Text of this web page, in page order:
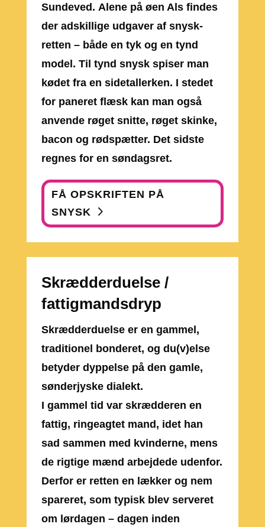
Sundeved. Alene på øen Als findes
der adskillige udgaver af snysk-
retten – både en tyk og en tynd
model. Til tynd snysk spiser man
kødet fra en sidetallerken. I stedet
for paneret flæsk kan man også
anvende røget snitte, røget skinke,
bacon og rødspætter. Det sidste
regnes for en søndagsret.
FÅ OPSKRIFTEN PÅ
SNYSK
Skrædderduelse /
fattigmandsdryp
Skrædderduelse er en gammel,
traditionel bonderet, og du(v)else
betyder dyppelse på den gamle,
sønderjyske dialekt.
I gammel tid var skrædderen en
fattig, ringeagtet mand, idet han
sad sammen med kvinderne, mens
de rigtige mænd arbejdede udenfor.
Derfor er retten en lækker og nem
spareret, som typisk blev serveret
om lørdagen – dagen inden